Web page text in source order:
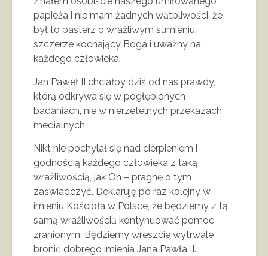
papieża i nie mam żadnych wątpliwości, że
był to pasterz o wrażliwym sumieniu,
szczerze kochający Boga i uważny na
każdego człowieka.
Jan Paweł II chciałby dziś od nas prawdy,
którą odkrywa się w pogłębionych
badaniach, nie w nierzetelnych przekazach
medialnych.
Nikt nie pochylał się nad cierpieniem i
godnością każdego człowieka z taką
wrażliwością, jak On – pragnę o tym
zaświadczyć. Deklaruję po raz kolejny w
imieniu Kościoła w Polsce, że będziemy z tą
samą wrażliwością kontynuować pomoc
zranionym. Będziemy wreszcie wytrwale
bronić dobrego imienia Jana Pawła II.